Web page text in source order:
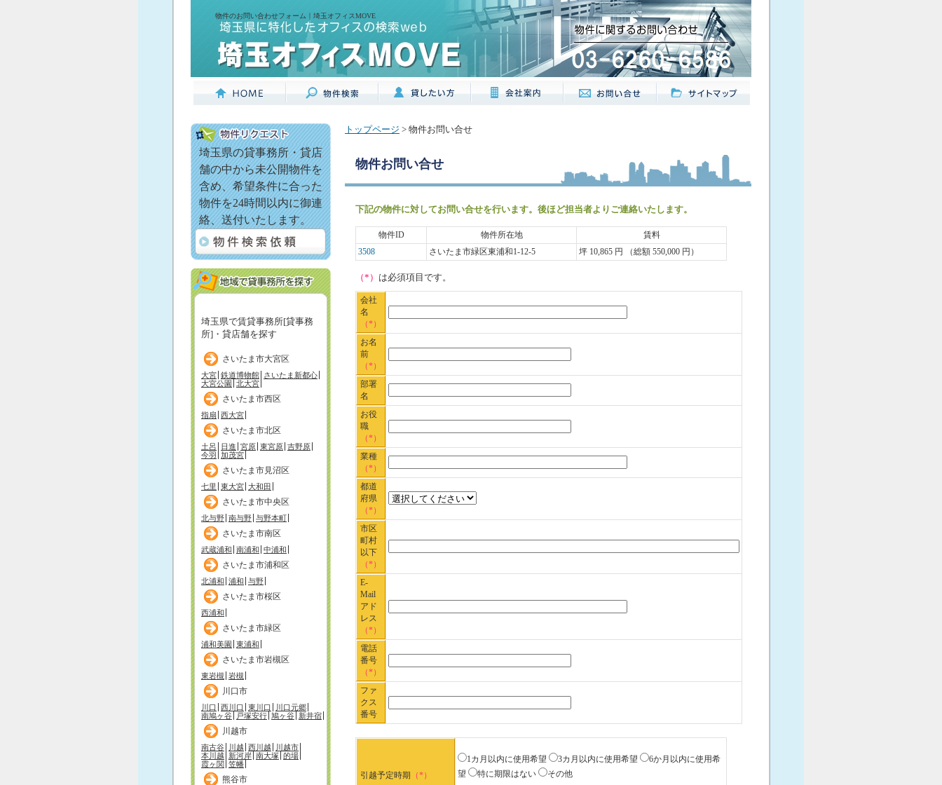
物件のお問い合わせフォーム｜埼玉オフィスMOVE
埼玉県の貸事務所・貸店
舗の中から未公開物件を
含め、希望条件に合った
物件を24時間以内に御連
絡、送付いたします。
埼玉県で賃貸事務所[貸事務
所]・貸店舗を探す
さいたま市大宮区
大宮 鉄道博物館 さいたま新都心
大宮公園
北大宮
さいたま市西区
指扇 西大宮
さいたま市北区
土呂 日進 宮原 東宮原 吉野原
今羽 加茂宮
さいたま市見沼区
七里 東大宮 大和田
さいたま市中央区
北与野 南与野 与野本町
さいたま市南区
武蔵浦和 南浦和 中浦和
さいたま市浦和区
北浦和 浦和 与野
さいたま市桜区
西浦和
さいたま市緑区
浦和美園 東浦和
さいたま市岩槻区
東岩槻 岩槻
川口市
川口 西川口 東川口
川口元郷
南鳩ヶ谷
戸塚安行 鳩ヶ谷 新井宿
川越市
南古谷 川越 西川越
川越市
本川越
新河岸 南大塚 的場
霞ヶ関 笠幡
熊谷市
トップページ > 物件お問い合せ
物件お問い合せ
下記の物件に対してお問い合せを行います。後ほど担当者よりご連絡いたします。
物件ID 物件所在地
賃料
3508
さいたま市緑区東浦和1-12-5 坪 10,865 円 （総額 550,000 円）
（*） は必須項目です。
会社
名
（*）
お名
前
（*）
部署
名
お役
職
（*）
業種
（*）
都道
府県
（*）
市区
町村
以下
（*）
E-
Mail
アド
レス
（*）
電話
番号
（*）
ファ
クス
番号
引越予定時期 （*）
1カ月以内に使用希望 3カ月以内に使用希望
6か月以内に使用希
望
特に期限はない その他